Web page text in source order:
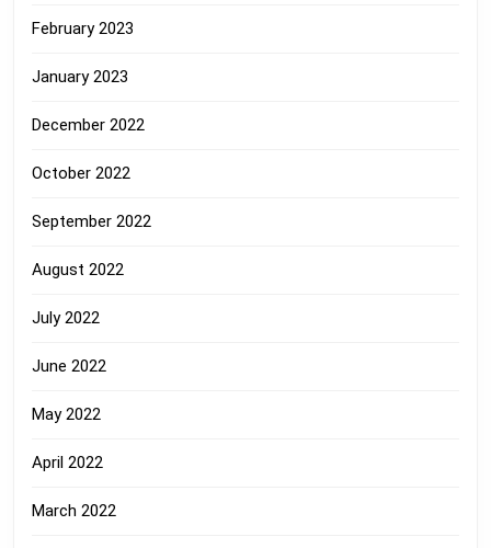
February 2023
January 2023
December 2022
October 2022
September 2022
August 2022
July 2022
June 2022
May 2022
April 2022
March 2022